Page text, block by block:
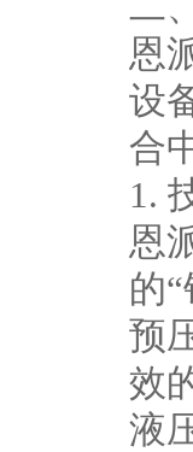
恩
设
合
1.
恩
的
预
效
液